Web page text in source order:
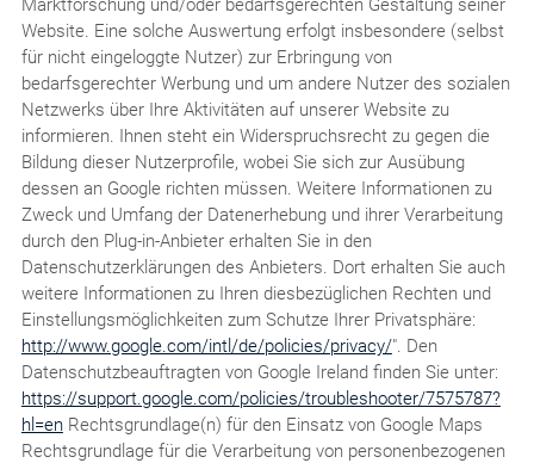
Website. Eine solche Auswertung erfolgt insbesondere (selbst
für nicht eingeloggte Nutzer) zur Erbringung von
bedarfsgerechter Werbung und um andere Nutzer des sozialen
Netzwerks über Ihre Aktivitäten auf unserer Website zu
informieren. Ihnen steht ein Widerspruchsrecht zu gegen die
Bildung dieser Nutzerprofile, wobei Sie sich zur Ausübung
dessen an Google richten müssen. Weitere Informationen zu
Zweck und Umfang der Datenerhebung und ihrer Verarbeitung
durch den Plug-in-Anbieter erhalten Sie in den
Datenschutzerklärungen des Anbieters. Dort erhalten Sie auch
weitere Informationen zu Ihren diesbezüglichen Rechten und
Einstellungsmöglichkeiten zum Schutze Ihrer Privatsphäre:
http://www.google.com/intl/de/policies/privacy/". Den
Datenschutzbeauftragten von Google Ireland finden Sie unter:
https://support.google.com/policies/troubleshooter/7575787?
hl=enRechtsgrundlage(n) für den Einsatz von Google Maps
Rechtsgrundlage für die Verarbeitung von personenbezogenen